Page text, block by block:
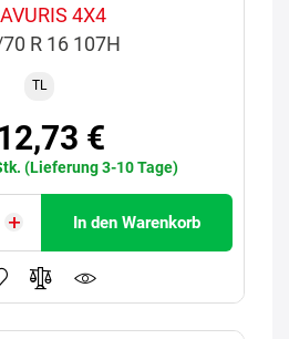
4X4
R 16 107H
TL
€
(Lieferung 3-10 Tage)
In den Warenkorb